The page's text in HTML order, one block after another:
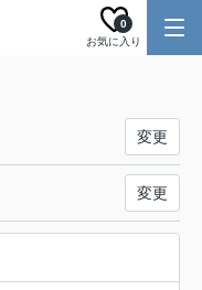
お気に入り
0
変更
変更